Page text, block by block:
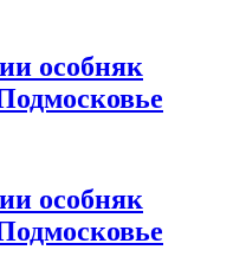
особняк
особняк